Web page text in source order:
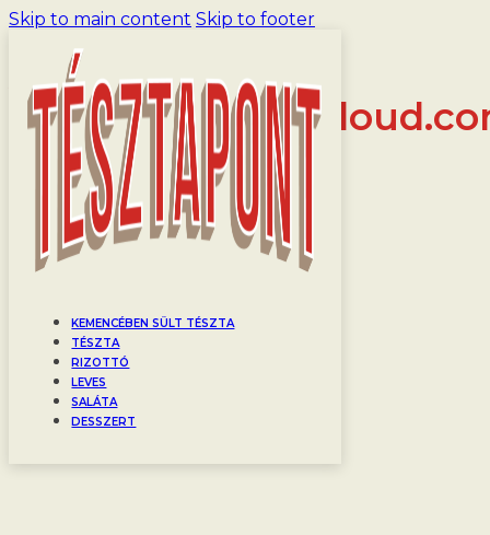
Skip to main content Skip to footer
KEMENCÉBEN SÜLT TÉSZTA
TÉSZTA
RIZOTTÓ
LEVES
SALÁTA
DESSZERT
Author:
Nothing found.